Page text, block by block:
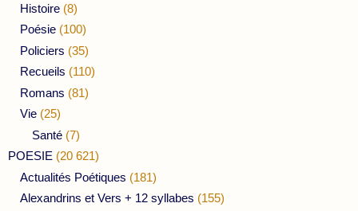
Histoire (8)
Poésie (100)
Policiers (35)
Recueils (110)
Romans (81)
Vie (25)
Santé (7)
POESIE (20 621)
Actualités Poétiques (181)
Alexandrins et Vers + 12 syllabes (155)